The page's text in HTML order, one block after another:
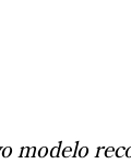
modelo